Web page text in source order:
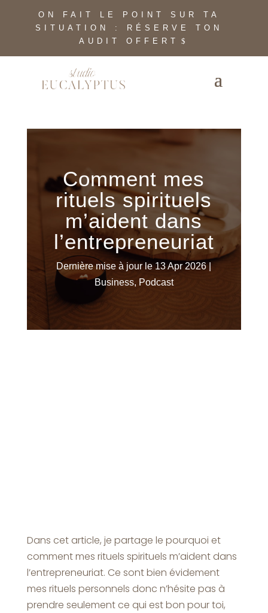
ON FAIT LE POINT SUR TA
SITUATION : RÉSERVE TON
AUDIT OFFERT
Comment mes
rituels spirituels
m’aident dans
l’entrepreneuriat
Dernière mise à jour le 13 Apr 2026|
Business, Podcast
Dans cet article, je partage le pourquoi et
comment mes rituels spirituels m’aident dans
l’entrepreneuriat. Ce sont bien évidement
mes rituels personnels donc n’hésite pas à
prendre seulement ce qui est bon pour toi,